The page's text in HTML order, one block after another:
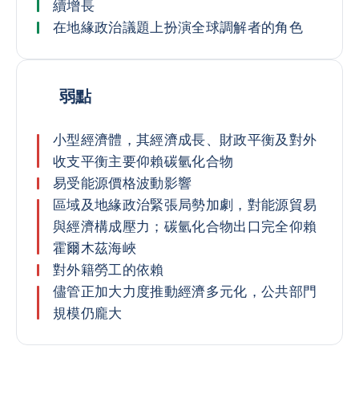
續增長
在地緣政治議題上扮演全球調解者的角色
弱點
小型經濟體，其經濟成長、財政平衡及對外
收支平衡主要仰賴碳氫化合物
易受能源價格波動影響
區域及地緣政治緊張局勢加劇，對能源貿易
與經濟構成壓力；碳氫化合物出口完全仰賴
霍爾木茲海峽
對外籍勞工的依賴
儘管正加大力度推動經濟多元化，公共部門
規模仍龐大